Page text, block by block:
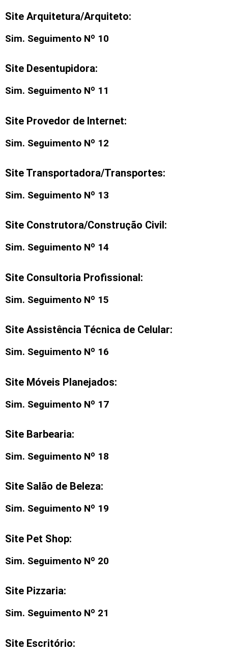
Site Arquitetura/Arquiteto:
Sim. Seguimento Nº 10
Site Desentupidora:
Sim. Seguimento Nº 11
Site Provedor de Internet:
Sim. Seguimento Nº 12
Site Transportadora/Transportes:
Sim. Seguimento Nº 13
Site Construtora/Construção Civil:
Sim. Seguimento Nº 14
Site Consultoria Profissional:
Sim. Seguimento Nº 15
Site Assistência Técnica de Celular:
Sim. Seguimento Nº 16
Site Móveis Planejados:
Sim. Seguimento Nº 17
Site Barbearia:
Sim. Seguimento Nº 18
Site Salão de Beleza:
Sim. Seguimento Nº 19
Site Pet Shop:
Sim. Seguimento Nº 20
Site Pizzaria:
Sim. Seguimento Nº 21
Site Escritório: